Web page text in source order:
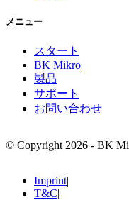
メニュー
スタート
BK Mikro
製品
サポート
お問い合わせ
© Copyright 2026 - BK
Imprint|
T&C|